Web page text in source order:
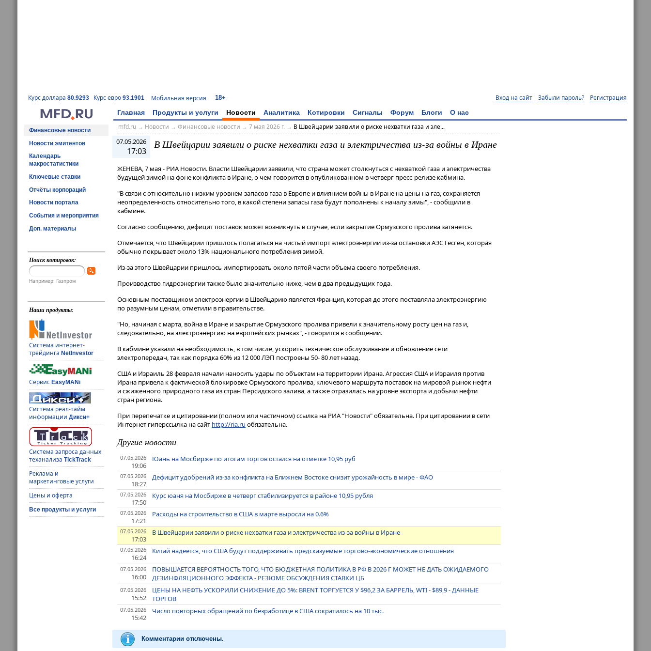
Курс доллара 80.9293 Курс евро 93.1901 Мобильная версия 18+ Вход на сайт Забыли пароль? Регистрация
Главная Продукты и услуги Новости Аналитика Котировки Сигналы Форум Блоги О нас
Финансовые новости
Новости эмитентов
Календарь
макростатистики
Ключевые ставки
Отчёты корпораций
Новости портала
События и мероприятия
Доп. материалы
Поиск котировок:
Например: Газпром
Наши продукты:
Система интернет-
трейдингаNetInvestor
СервисEasyMANi
Система реал-тайм
информацииДикси+
Система запроса данных
теханализаTickTrack
Реклама и
маркетинговые услуги
Цены и оферта
Все продукты и услуги
mfd.ru→ Новости → Финансовые новости → 7 мая 2026 г. → В Швейцарии заявили о риске нехватки газа и эле...
07.05.2026
17:03
В Швейцарии заявили о риске нехватки газа и электричества из-за войны в Иране
ЖЕНЕВА, 7 мая - РИА Новости. Власти Швейцарии заявили, что страна может столкнуться с нехваткой газа и электричества
будущей зимой на фоне конфликта в Иране, о чем говорится в опубликованном в четверг пресс-релизе кабмина.
"В связи с относительно низким уровнем запасов газа в Европе и влиянием войны в Иране на цены на газ, сохраняется
неопределенность относительно того, в какой степени запасы газа будут пополнены к началу зимы", - сообщили в
кабмине​​​.
Согласно сообщению, дефицит поставок может возникнуть в случае, если закрытие Ормузского пролива затянется.
Отмечается, что Швейцарии пришлось полагаться на чистый импорт электроэнергии из-за остановки АЭС Гесген, которая
обычно покрывает около 13% национального потребления зимой.
Из-за этого Швейцарии пришлось импортировать около пятой части объема своего потребления.
Производство гидроэнергии также было значительно ниже, чем в два предыдущих года.
Основным поставщиком электроэнергии в Швейцарию является Франция, которая до этого поставляла электроэнергию
по разумным ценам, отметили в правительстве.
"Но, начиная с марта, война в Иране и закрытие Ормузского пролива привели к значительному росту цен на газ и,
следовательно, на электроэнергию на европейских рынках", - говорится в сообщении.
В кабмине указали на необходимость, в том числе, ускорить техническое обслуживание и обновление сети
электропередач, так как порядка 60% из 12 000 ЛЭП построены 50- 80 лет назад.
США и Израиль 28 февраля начали наносить удары по объектам на территории Ирана. Агрессия США и Израиля против
Ирана привела к фактической блокировке Ормузского пролива, ключевого маршрута поставок на мировой рынок нефти
и сжиженного природного газа из стран Персидского залива, а также отразилась на уровне экспорта и добычи нефти
стран региона.
При перепечатке и цитировании (полном или частичном) ссылка на РИА "Новости" обязательна. При цитировании в сети
Интернет гиперссылка на сайт http://ria.ru обязательна.
Другие новости
07.05.2026
19:06
Юань на Мосбирже по итогам торгов остался на отметке 10,95 руб
07.05.2026
18:27
Дефицит удобрений из-за конфликта на Ближнем Востоке снизит урожайность в мире - ФАО
07.05.2026
17:50
Курс юаня на Мосбирже в четверг стабилизируется в районе 10,95 рубля
07.05.2026
17:21
Расходы на строительство в США в марте выросли на 0.6%
07.05.2026
17:03
В Швейцарии заявили о риске нехватки газа и электричества из-за войны в Иране
07.05.2026
16:24
Китай надеется, что США будут поддерживать предсказуемые торгово-экономические отношения
07.05.2026
16:00
ПОВЫШАЕТСЯ ВЕРОЯТНОСТЬ ТОГО, ЧТО БЮДЖЕТНАЯ ПОЛИТИКА В РФ В 2026 Г МОЖЕТ НЕ ДАТЬ ОЖИДАЕМОГО
ДЕЗИНФЛЯЦИОННОГО ЭФФЕКТА - РЕЗЮМЕ ОБСУЖДЕНИЯ СТАВКИ ЦБ
07.05.2026
15:52
ЦЕНЫ НА НЕФТЬ УСКОРИЛИ СНИЖЕНИЕ ДО 5%: BRENT ТОРГУЕТСЯ У $96,2 ЗА БАРРЕЛЬ, WTI - $89,9 - ДАННЫЕ
ТОРГОВ
07.05.2026
15:42
Число повторных обращений по безработице в США сократилось на 10 тыс.
Комментарии отключены.